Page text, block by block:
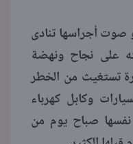
صوت أجراسها تنادى
على نجاح ونهضة
تستغيث من الخطر
وكابل كهرباء
صباح يوم من